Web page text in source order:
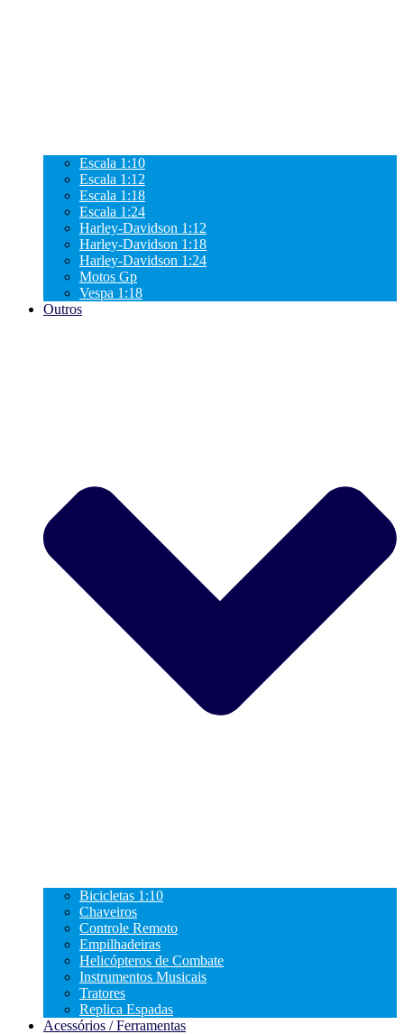
Escala 1:10
Escala 1:12
Escala 1:18
Escala 1:24
Harley-Davidson 1:12
Harley-Davidson 1:18
Harley-Davidson 1:24
Motos Gp
Vespa 1:18
Outros
Bicicletas 1:10
Chaveiros
Controle Remoto
Empilhadeiras
Helicópteros de Combate
Instrumentos Musicais
Tratores
Replica Espadas
Acessórios / Ferramentas